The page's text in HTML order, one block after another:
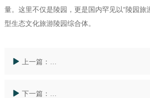
量。这里不仅是陵园，更是国内罕见以“陵园旅
型生态文化旅游陵园综合体。
上一篇：
下一篇：